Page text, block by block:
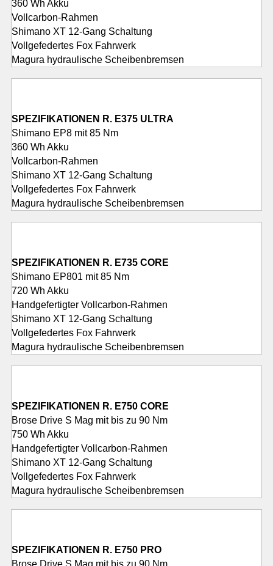
360 Wh Akku
Vollcarbon-Rahmen
Shimano XT 12-Gang Schaltung
Vollgefedertes Fox Fahrwerk
Magura hydraulische Scheibenbremsen
SPEZIFIKATIONEN R. E375 ULTRA
Shimano EP8 mit 85 Nm
360 Wh Akku
Vollcarbon-Rahmen
Shimano XT 12-Gang Schaltung
Vollgefedertes Fox Fahrwerk
Magura hydraulische Scheibenbremsen
SPEZIFIKATIONEN R. E735 CORE
Shimano EP801 mit 85 Nm
720 Wh Akku
Handgefertigter Vollcarbon-Rahmen
Shimano XT 12-Gang Schaltung
Vollgefedertes Fox Fahrwerk
Magura hydraulische Scheibenbremsen
SPEZIFIKATIONEN R. E750 CORE
Brose Drive S Mag mit bis zu 90 Nm
750 Wh Akku
Handgefertigter Vollcarbon-Rahmen
Shimano XT 12-Gang Schaltung
Vollgefedertes Fox Fahrwerk
Magura hydraulische Scheibenbremsen
SPEZIFIKATIONEN R. E750 PRO
Brose Drive S Mag mit bis zu 90 Nm